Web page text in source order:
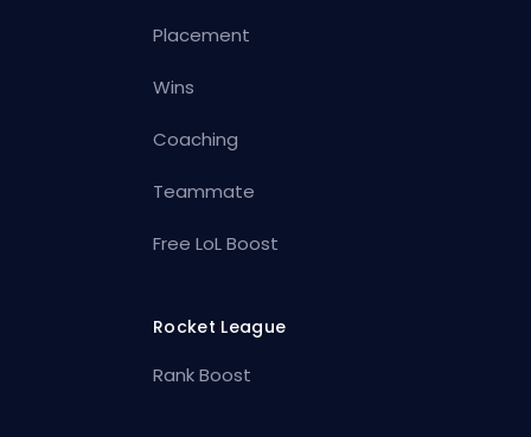
Placement
Wins
Coaching
Teammate
Free LoL Boost
Rocket League
Rank Boost